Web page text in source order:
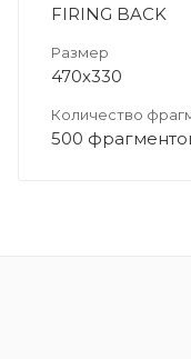
FIRING BACK
Размер
470х330
Количество
500